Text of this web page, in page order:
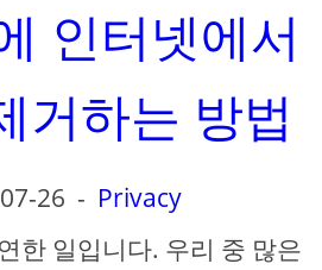
인터넷에서
거하는 방법
26 - Privacy
한 일입니다. 우리 중 많은